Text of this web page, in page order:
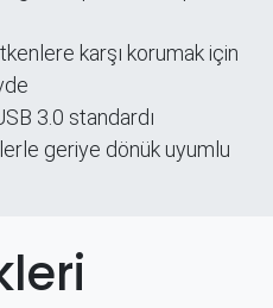
karşı korumak için
3.0 standardı
geriye dönük uyumlu